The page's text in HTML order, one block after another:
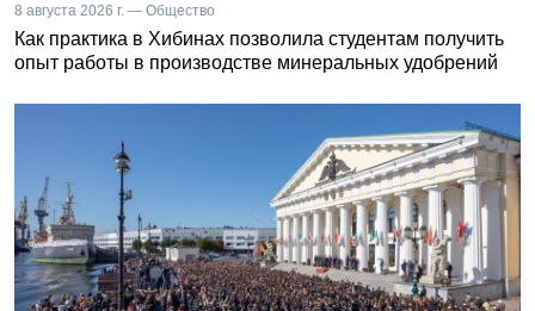
8 августа 2026 г. — Общество
Как практика в Хибинах позволила студентам получить
опыт работы в производстве минеральных удобрений